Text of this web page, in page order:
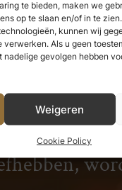
te bieden, maken we
op te slaan en/of in te
kunnen wij
verwerken. Als u geen
gevolgen hebben
Weigeren
Cookie Policy